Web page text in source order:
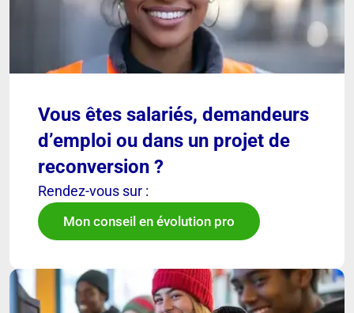
Vous êtes salariés, demandeurs
d’emploi ou dans un projet de
reconversion ?
Rendez-vous sur :
Mon conseil en évolution pro